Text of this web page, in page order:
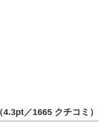
／1665 クチコミ）